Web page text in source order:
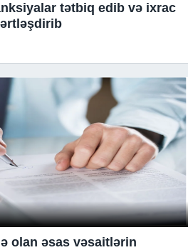
tətbiq edib və ixrac
olan əsas vəsaitlərin